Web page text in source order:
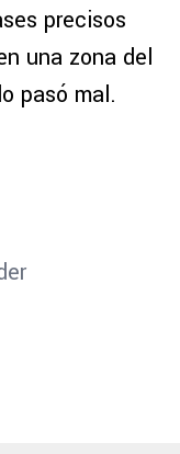
precisos
una zona del
pasó mal.